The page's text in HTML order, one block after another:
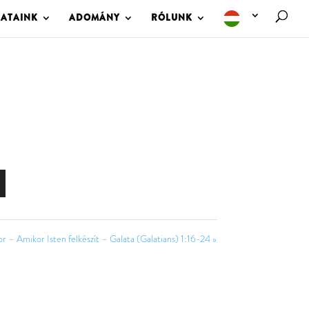
ADOMÁNY RÓLUNK
– Amikor Isten felkészít – Galata (Galatians) 1:16-24 »